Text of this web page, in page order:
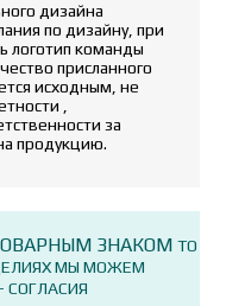
дизайна
по дизайну, при
логотип команды
присланного
исходным, не
,
за
продукцию.
ЗНАКОМ ТО
МЫ МОЖЕМ
СОГЛАСИЯ